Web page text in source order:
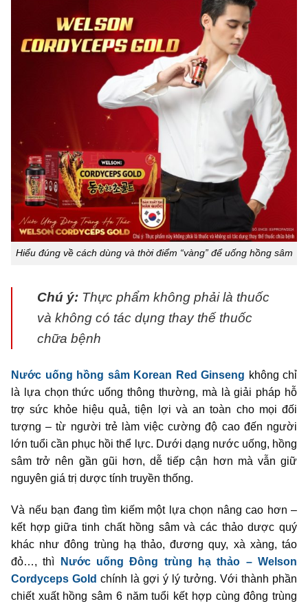
Hiểu đúng về cách dùng và thời điểm “vàng” để uống hồng sâm
Chú ý: Thực phẩm không phải là thuốc
và không có tác dụng thay thế thuốc
chữa bệnh
Nước uống hồng sâm Korean Red Ginseng không chỉ
là lựa chọn thức uống thông thường, mà là giải pháp hỗ
trợ sức khỏe hiệu quả, tiện lợi và an toàn cho mọi đối
tượng – từ người trẻ làm việc cường độ cao đến người
lớn tuổi cần phục hồi thể lực. Dưới dạng nước uống, hồng
sâm trở nên gần gũi hơn, dễ tiếp cận hơn mà vẫn giữ
nguyên giá trị dược tính truyền thống.
Và nếu bạn đang tìm kiếm một lựa chọn nâng cao hơn –
kết hợp giữa tinh chất hồng sâm và các thảo dược quý
khác như đông trùng hạ thảo, đương quy, xà xàng, táo
đỏ…, thì
Nước uống Đông trùng hạ thảo – Welson
Cordyceps Gold chính là gợi ý lý tưởng. Với thành phần
chiết xuất hồng sâm 6 năm tuổi kết hợp cùng đông trùng